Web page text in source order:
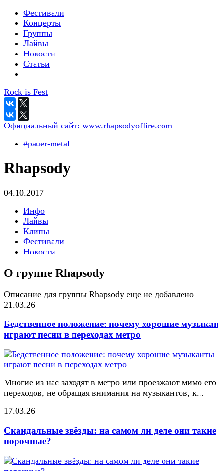
Фестивали
Концерты
Группы
Лайвы
Новости
Статьи
Rock is Fest
Официальный сайт: www.rhapsodyoffire.com
#pauer-metal
Rhapsody
04.10.2017
Инфо
Лайвы
Клипы
Фестивали
Новости
О группе Rhapsody
Описание для группы Rhapsody еще не добавлено
21.03.26
Бедственное положение: почему хорошие
играют песни в переходах метро
Многие из нас заходят в метро или проезжают мимо его
переходов, не обращая внимания на музыкантов, к...
17.03.26
Скандальные звёзды: на самом ли деле они такие
порочные?